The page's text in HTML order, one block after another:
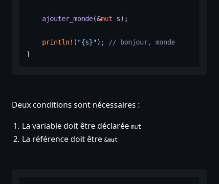
ajouter_monde(&mut s);
println! ( "{s}"); // bonjour, monde
Deux conditions sont nécessaires :
La variable doit être déclarée mut
La référence doit être &mut